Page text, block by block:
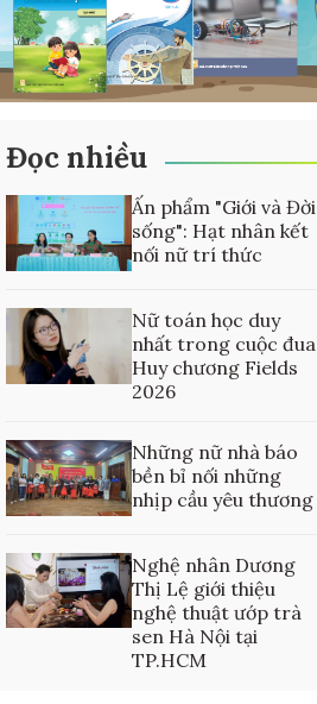
Đọc nhiều
Ấn phẩm "Giới và Đời
sống": Hạt nhân kết
nối nữ trí thức
Nữ toán học duy
nhất trong cuộc đua
Huy chương Fields
2026
Những nữ nhà báo
bền bỉ nối những
nhịp cầu yêu thương
Nghệ nhân Dương
Thị Lệ giới thiệu
nghệ thuật ướp trà
sen Hà Nội tại
TP.HCM